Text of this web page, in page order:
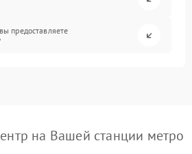
предоставляете
на Вашей станции метро